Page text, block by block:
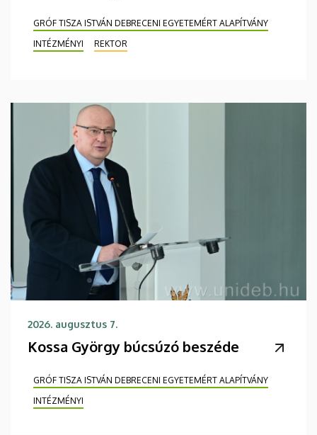
GRÓF TISZA ISTVÁN DEBRECENI EGYETEMÉRT ALAPÍTVÁNY
INTÉZMÉNYI
REKTOR
2026. augusztus 7.
Kossa György búcsúzó beszéde
GRÓF TISZA ISTVÁN DEBRECENI EGYETEMÉRT ALAPÍTVÁNY
INTÉZMÉNYI